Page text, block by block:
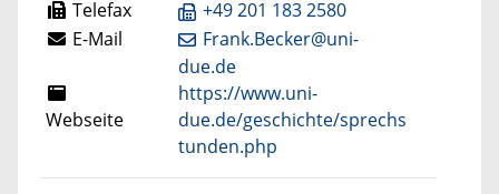
Telefax
+49 201 183 2580
E-Mail
Frank.Becker@uni-
due.de
Webseite
https://www.uni-
due.de/geschichte/sprechs
tunden.php